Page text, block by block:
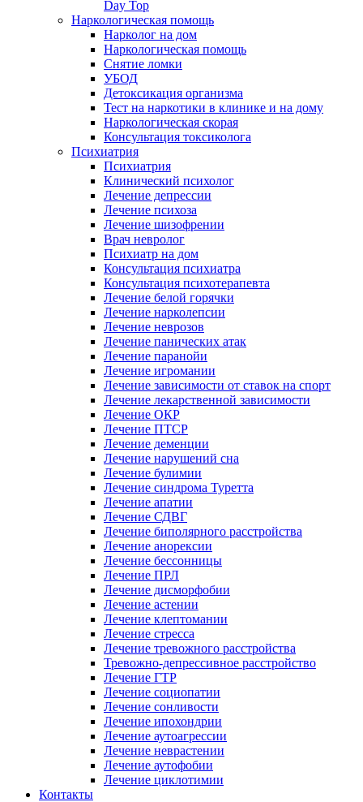
Day Top
Наркологическая помощь
Нарколог на дом
Наркологическая помощь
Снятие ломки
УБОД
Детоксикация организма
Тест на наркотики в клинике и на дому
Наркологическая скорая
Консультация токсиколога
Психиатрия
Психиатрия
Клинический психолог
Лечение депрессии
Лечение психоза
Лечение шизофрении
Врач невролог
Психиатр на дом
Консультация психиатра
Консультация психотерапевта
Лечение белой горячки
Лечение нарколепсии
Лечение неврозов
Лечение панических атак
Лечение паранойи
Лечение игромании
Лечение зависимости от ставок на спорт
Лечение лекарственной зависимости
Лечение ОКР
Лечение ПТСР
Лечение деменции
Лечение нарушений сна
Лечение булимии
Лечение синдрома Туретта
Лечение апатии
Лечение СДВГ
Лечение биполярного расстройства
Лечение анорексии
Лечение бессонницы
Лечение ПРЛ
Лечение дисморфобии
Лечение астении
Лечение клептомании
Лечение стресса
Лечение тревожного расстройства
Тревожно-депрессивное расстройство
Лечение ГТР
Лечение социопатии
Лечение сонливости
Лечение ипохондрии
Лечение аутоагрессии
Лечение неврастении
Лечение аутофобии
Лечение циклотимии
Контакты